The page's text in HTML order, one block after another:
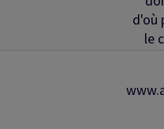
d'où
le